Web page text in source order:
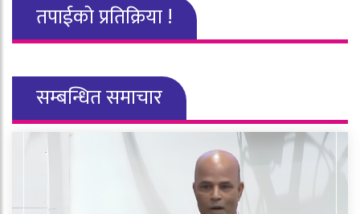
तपाईको प्रतिक्रिया !
सम्बन्धित समाचार